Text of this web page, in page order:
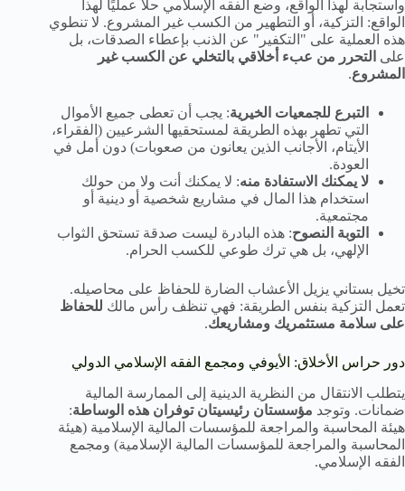
واستجابة لهذا الواقع، وضع الفقه الإسلامي حلاً عمليًا لهذا
الواقع: التزكية، أو التطهير من الكسب غير المشروع. لا تنطوي
هذه العملية على "التكفير" عن الذنب بإعطاء الصدقات، بل
على التحرر من عبء أخلاقي بالتخلي عن الكسب غير
المشروع.
التبرع للجمعيات الخيرية: يجب أن تعطى جميع الأموال
التي تطهر بهذه الطريقة لمستحقيها الشرعيين (الفقراء،
الأيتام، الأجانب الذين يعانون من صعوبات) دون أمل في
العودة.
لا يمكنك الاستفادة منه: لا يمكنك أنت ولا من حولك
استخدام هذا المال في مشاريع شخصية أو دينية أو
مجتمعية.
التوبة النصوح: هذه البادرة ليست صدقة تستحق الثواب
الإلهي، بل هي ترك طوعي للكسب الحرام.
تخيل بستاني يزيل الأعشاب الضارة للحفاظ على محاصيله.
تعمل التزكية بنفس الطريقة: فهي تنظف رأس مالك للحفاظ
على سلامة مستثمريك ومشاريعك.
دور حراس الأخلاق: الأيوفي ومجمع الفقه الإسلامي الدولي
يتطلب الانتقال من النظرية الدينية إلى الممارسة المالية
ضمانات. وتوجد مؤسستان رئيسيتان توفران هذه الوساطة:
هيئة المحاسبة والمراجعة للمؤسسات المالية الإسلامية (هيئة
المحاسبة والمراجعة للمؤسسات المالية الإسلامية) ومجمع
الفقه الإسلامي.